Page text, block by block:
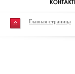
Главная страница